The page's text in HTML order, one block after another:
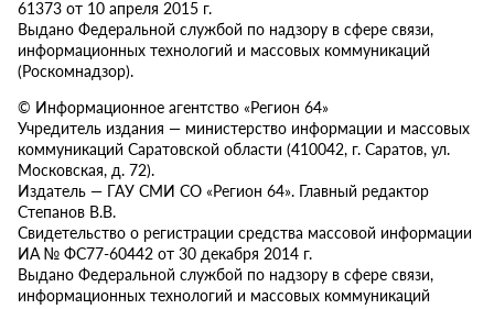
61373 от 10 апреля 2015 г.
Выдано Федеральной службой по надзору в сфере связи,
информационных технологий и массовых коммуникаций
(Роскомнадзор).
© Информационное агентство «Регион 64»
Учредитель издания — министерство информации и массовых
коммуникаций Саратовской области (410042, г. Саратов, ул.
Московская, д. 72).
Издатель — ГАУ СМИ СО «Регион 64». Главный редактор
Степанов В.В.
Свидетельство о регистрации средства массовой информации
ИА № ФС77-60442 от 30 декабря 2014 г.
Выдано Федеральной службой по надзору в сфере связи,
информационных технологий и массовых коммуникаций